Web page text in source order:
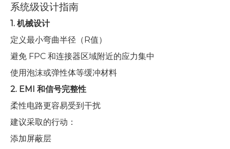
系统级设计指南
1. 机械设计
定义最小弯曲半径（R值）
避免 FPC 和连接器区域附近的应力集中
使用泡沫或弹性体等缓冲材料
2. EMI 和信号完整性
柔性电路更容易受到干扰
建议采取的行动：
添加屏蔽层